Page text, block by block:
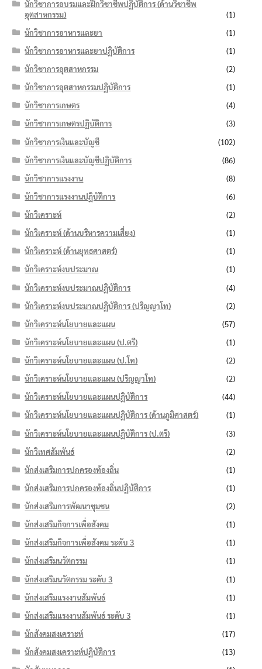
นักวิชาการอบรมและฝึกวิชาชีพปฏิบัติการ (ด้านวิชาชีพ
อุตสาหกรรม)
(1)
นักวิชาการอาหารและยา
(1)
นักวิชาการอาหารและยาปฏิบัติการ
(1)
นักวิชาการอุตสาหกรรม
(2)
นักวิชาการอุตสาหกรรมปฏิบัติการ
(1)
นักวิชาการเกษตร
(4)
นักวิชาการเกษตรปฏิบัติการ
(3)
นักวิชาการเงินและบัญชี
(102)
นักวิชาการเงินและบัญชีปฏิบัติการ
(86)
นักวิชาการแรงงาน
(8)
นักวิชาการแรงงานปฏิบัติการ
(6)
นักวิเคราะห์
(2)
นักวิเคราะห์ (ด้านบริหารความเสี่ยง)
(1)
นักวิเคราะห์ (ด้านยุทธศาสตร์)
(1)
นักวิเคราะห์งบประมาณ
(1)
นักวิเคราะห์งบประมาณปฏิบัติการ
(4)
นักวิเคราะห์งบประมาณปฏิบัติการ (ปริญญาโท)
(2)
นักวิเคราะห์นโยบายและแผน
(57)
นักวิเคราะห์นโยบายและแผน (ป.ตรี)
(1)
นักวิเคราะห์นโยบายและแผน (ป.โท)
(2)
นักวิเคราะห์นโยบายและแผน (ปริญญาโท)
(2)
นักวิเคราะห์นโยบายและแผนปฏิบัติการ
(44)
นักวิเคราะห์นโยบายและแผนปฏิบัติการ (ด้านภูมิศาสตร์)
(1)
นักวิเคราะห์นโยบายและแผนปฏิบัติการ (ป.ตรี)
(3)
นักวิเทศสัมพันธ์
(2)
นักส่งเสริมการปกครองท้องถิ่น
(1)
นักส่งเสริมการปกครองท้องถิ่นปฏิบัติการ
(1)
นักส่งเสริมการพัฒนาชุมชน
(2)
นักส่งเสริมกิจการเพื่อสังคม
(1)
นักส่งเสริมกิจการเพื่อสังคม ระดับ 3
(1)
นักส่งเสริมนวัตกรรม
(1)
นักส่งเสริมนวัตกรรม ระดับ 3
(1)
นักส่งเสริมแรงงานสัมพันธ์
(1)
นักส่งเสริมแรงงานสัมพันธ์ ระดับ 3
(1)
นักสังคมสงเคราะห์
(17)
นักสังคมสงเคราะห์ปฏิบัติการ
(13)